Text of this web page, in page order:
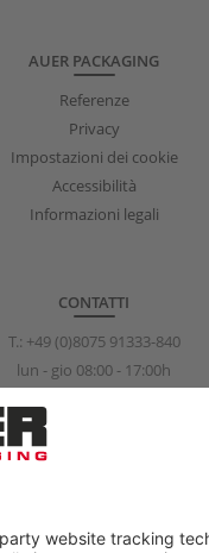
AUER PACKAGING
Referenze
Privacy
Impostazioni dei cookie
Accessibilità
Informazioni legali
CONTATTI
T.: +49 (0)8075 91333-840
lun - gio 08:00 - 17:00h
info@auer-packaging.com